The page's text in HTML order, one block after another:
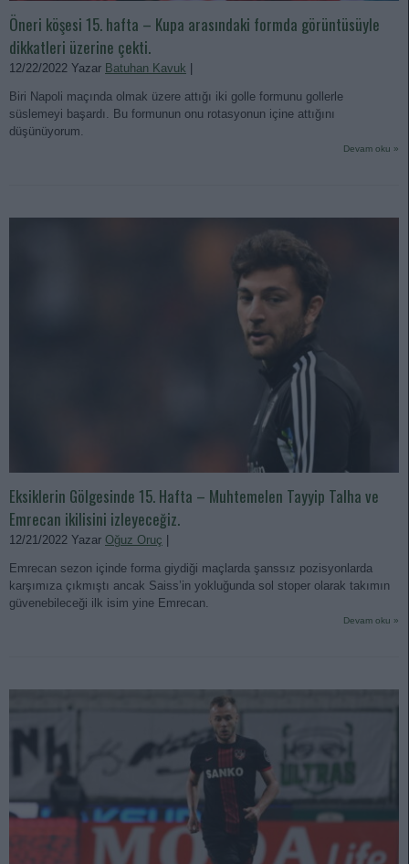
Öneri köşesi 15. hafta – Kupa arasındaki formda görüntüsüyle
dikkatleri üzerine çekti.
12/22/2022 Yazar Batuhan Kavuk
Biri Napoli maçında olmak üzere attığı iki golle formunu gollerle
süslemeyi başardı. Bu formunun onu rotasyonun içine attığını
düşünüyorum.
Devam oku »
Eksiklerin Gölgesinde 15. Hafta – Muhtemelen Tayyip Talha ve
Emrecan ikilisini izleyeceğiz.
12/21/2022 Yazar Oğuz Oruç
Emrecan sezon içinde forma giydiği maçlarda şanssız pozisyonlarda
karşımıza çıkmıştı ancak Saiss’in yokluğunda sol stoper olarak takımın
güvenebileceği ilk isim yine Emrecan.
Devam oku »